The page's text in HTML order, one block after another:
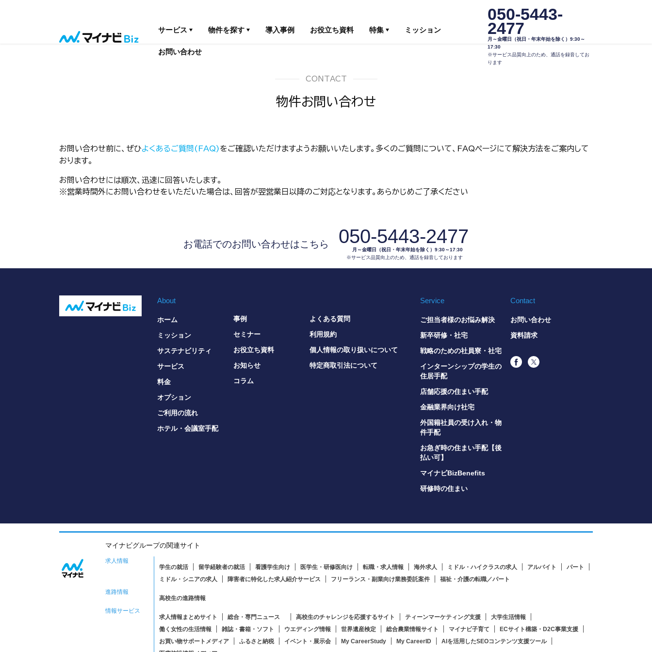
サービス 物件を探す 導入事例 お役立ち資料 特集 ミッション
お問い合わせ
050-5443-
2477
月～金曜日（祝日・年末年始を除く）9:30～
17:30
※サービス品質向上のため、通話を録音してお
ります
CONTACT
物件お問い合わせ
お問い合わせ前に、ぜひよくあるご質問(FAQ)をご確認いただけますようお願いいたします。多くのご質問について、FAQページにて解決方法をご案内して
おります。
お問い合わせには順次、迅速に回答いたします。
※営業時間外にお問い合わせをいただいた場合は、回答が翌営業日以降のご対応となります。あらかじめご了承ください
お電話でのお問い合わせはこちら 050-5443-2477
月～金曜日（祝日・年末年始を除く）9:30～17:30
※サービス品質向上のため、通話を録音しております
About
ホーム
ミッション
サステナビリティ
サービス
料金
オプション
ご利用の流れ
ホテル・会議室手配
事例
セミナー
お役立ち資料
お知らせ
コラム
よくある質問
利用規約
個人情報の取り扱いについて
特定商取引法について
Service
ご担当者様のお悩み解決
新卒研修・社宅
戦略のための社員寮・社宅
インターンシップの学生の
住居手配
店舗応援の住まい手配
金融業界向け社宅
外国籍社員の受け入れ・物
件手配
お急ぎ時の住まい手配【後
払い可】
マイナビBizBenefits
研修時の住まい
Contact
お問い合わせ
資料請求
マイナビグループの関連サイト
求人情報
学生の就活
留学経験者の就活 看護学生向け 医学生・研修医向け 転職・求人情報 海外求人 ミドル・ハイクラスの求人 アルバイト
パート
ミドル・シニアの求人
障害者に特化した求人紹介サービス フリーランス・副業向け業務委託案件
福祉・介護の転職／パート
進路情報
高校生の進路情報
情報サービス
求人情報まとめサイト
総合・専門ニュース 高校生のチャレンジを応援するサイト ティーンマーケティング支援
大学生活情報
働く女性の生活情報
雑誌・書箱・ソフト ウエディング情報 世界遺産検定 総合農業情報サイト マイナビ子育て
ECサイト構築・D2C事業支援
お買い物サポートメディア
ふるさと納税 イベント・展示会 My CareerStudy My CareerID
AIを活用したSEOコンテンツ支援ツール